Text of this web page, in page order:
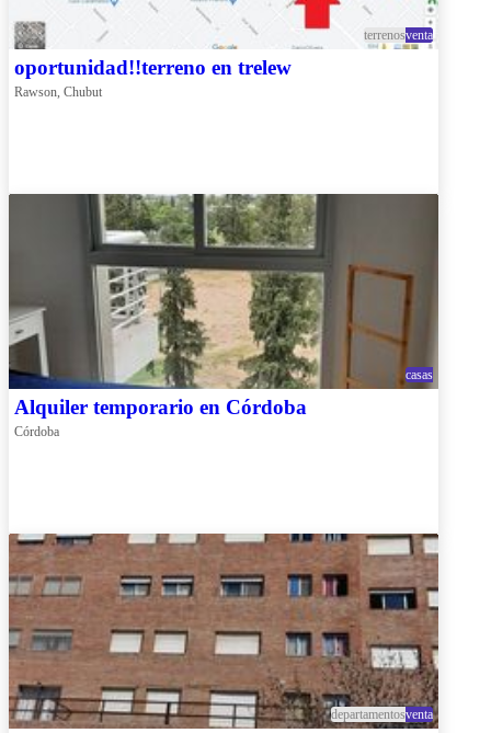
terrenosventa
oportunidad!!terreno en trelew
Rawson, Chubut
casas
Alquiler temporario en Córdoba
Córdoba
departamentosventa